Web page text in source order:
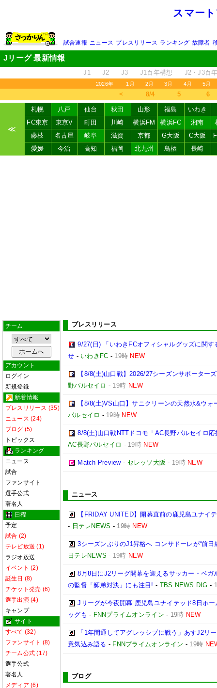
スマー
試合速報 ニュース プレスリリース ランキング 故障者
Jリーグ 最新情報
J1 J2 J3 J1百年構想 J2・J3百
2026年 1月 2月 3月 4月 5月
＜ 8/4 5 6
≪
札幌 八戸 仙台 秋田 山形 福島
いわき
FC東京
東京V 町田 川崎 横浜FM 横浜FC 湘南
藤枝
名古屋 岐阜 滋賀 京都 G大阪 C大阪
愛媛
今治 高知 福岡 北九州 鳥栖 長崎
チーム
アカウント
ログイン
新規登録
新着情報
プレスリリース (35)
ニュース (24)
ブログ (5)
トピックス
ランキング
ニュース
試合
ファンサイト
選手公式
著名人
日程
予定
試合 (2)
テレビ放送 (1)
ラジオ放送
イベント (2)
誕生日 (8)
チケット発売 (6)
選手出演 (4)
キャンプ
サイト
すべて (32)
ファンサイト (8)
チーム公式 (17)
選手公式
著名人
メディア (6)
プレスリリース
9/27(日) 「いわきFCオフィシャルグッズに関
せ - いわきFC - 19時 NEW
【8/8(土)山口戦】2026/27シーズンサポーター
野パルセイロ - 19時 NEW
【8/8(土)VS山口】サニクリーンの天然水&ウ
パルセイロ - 19時 NEW
8/8(土)山口戦NTTドコモ「AC長野パルセイロ
AC長野パルセイロ - 19時 NEW
Match Preview- セレッソ大阪 - 19時 NEW
ニュース
【FRIDAY UNITED】開幕直前の鹿児島ユナイ
- 日テレNEWS - 19時 NEW
3シーズンぶりのJ1昇格へ コンサドーレが“前
日テレNEWS - 19時 NEW
8月8日にJ2リーグ開幕を迎えるサッカー・ベ
の監督「師弟対決」にも注目! - TBS NEWS DIG -
Jリーグが今夜開幕 鹿児島ユナイテッド8日ホ
ッグも - FNNプライムオンライン - 19時 NEW
「1年間通してアグレッシブに戦う」あすJ2リ
意気込み語る - FNNプライムオンライン - 19時
ブログ